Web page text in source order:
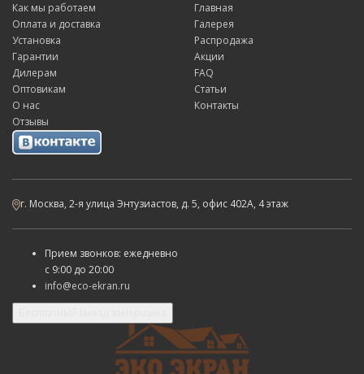
Как мы работаем
Оплата и доставка
Установка
Гарантии
Дилерам
Оптовикам
О нас
Отзывы
Главная
Галерея
Распродажа
Акции
FAQ
Статьи
Контакты
г. Москва, 2-я улица Энтузиастов, д. 5, офис 402А, 4 этаж
Прием звонков: ежедневно
с 9:00 до 20:00
info@eco-ekran.ru